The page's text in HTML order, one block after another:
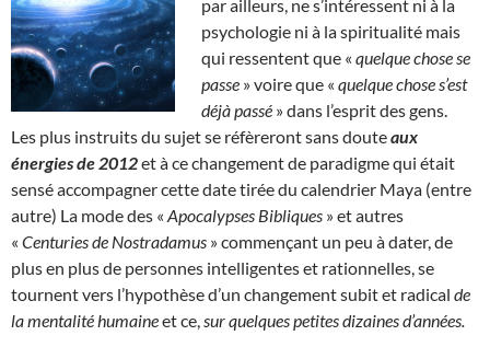
par ailleurs, ne s’intéressent ni à la
psychologie ni à la spiritualité mais
qui ressentent que « quelque chose se
passe » voire que « quelque chose s’est
déjà passé » dans l’esprit des gens.
Les plus instruits du sujet se réfèreront sans douteaux
énergies de 2012et à ce changement de paradigme qui était
sensé accompagner cette date tirée du calendrier Maya (entre
autre) La mode des « Apocalypses Bibliques » et autres
« Centuries de Nostradamus » commençant un peu à dater, de
plus en plus de personnes intelligentes et rationnelles, se
tournent vers l’hypothèse d’un changement subit et radical de
la mentalité humaineet ce, sur quelques petites dizaines d’années.